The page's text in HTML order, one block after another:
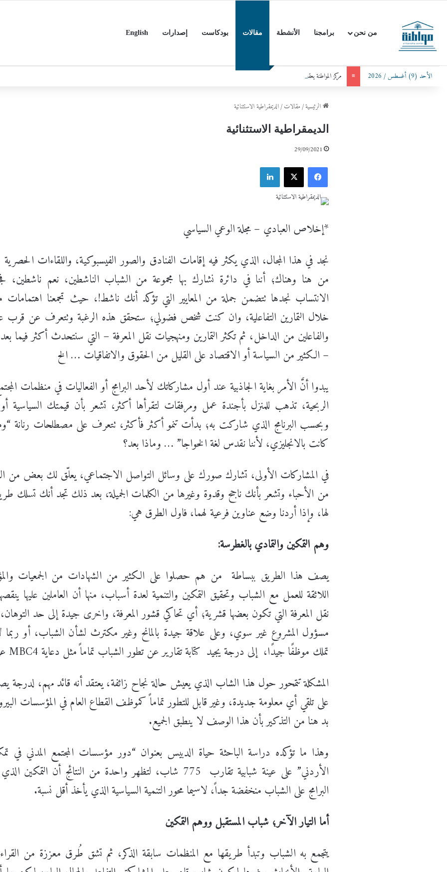
من نحن برامجنا الأنشطة مقالات بودكاست إصدارات English
الأحد (9) أغسطس / 2026 ≡ مركز المواطنة يعقد جلسة حوارية مع رئيس الوزراء الأردني الأسبق د.عمر الرزاز
الرئيسية/مقالات/الديمقراطية الاستثنائية
الديمقراطية الاستثنائية
29/09/2021
فيسبوك X لينكدإن
*إخلاص العبادي – مجلة الوعي السياسي
نجد في هذا المجال، الذي يكثر فيه إقامات الفنادق والصور الفيسبوكية، واللقاءات
من هنا وهناك؛ أننا في دائرة نشارك بها مجموعة من الشباب الناشطين، نعم ناشطين،
الانتساب نجدها تتضمن جملة من المعايير التي تؤكد أنك ناشط!، حيث تجمعنا اهتمامات
خلال التمارين التفاعلية، وان كنت شخص فضولي؛ ستحقق هذه الرغبة وتتعرف عن قرب
والفاعلين من الداخل، ثم تكثر التمارين ومنهجيات نقل المعرفة – التي سنتحدث أكثر فيما
– الكثير من السياسة أو الاقتصاد على القليل من الحقوق والاتفاقيات … الخ
يبدوا أنَّ الأمر بغاية الجاذبية عند أول مشاركاتك لأحد البرامج أو الفعاليات في منظمات
الربحية، تذهب للمنزل بأجندة عمل ومرفقات لتقرأها أكثر، تشعر بأن قيمتك السياسية
وبحسب البرنامج الذي شاركت به؛ بدأت تنمو أكثر فأكثر، تتعرف على مصطلحات رنانة
كانت بالانجليزي، لأننا نقدس لغة الخواجا” … وماذا بعد؟
في المشاركات الأولى، تشارك صورك على وسائل التواصل الاجتماعي، يعلّق لك بعض من
من الأحباء وتشعر بأنك ناجح وقدوة وغيرها من الكلمات الجميلة، بعد ذلك تجد أنك تسلك
لها، وإذا أردنا وضع عناوين فرعية لهما، فاول الطرق هي:
وهم التمكين والتمادي بالغطرسة:
يصف هذا الطريق ببساطة من هم حصلوا على الكثير من الشهادات من الجمعيات
اللائقة للعمل مع الشباب وتحقيق التمكين والتنمية لعدة أسباب، منها أن العاملين عليها
نقل المعرفة التي تكون بعضها قشرية؛ أي تحاكي قشور المعرفة، واخرى جيدة إلى حد
مسؤول المشروع غير سوي، وعلى علاقة جيدة بالمانح وغير مكترث لشأن الشباب، أو ربما
تملك موظفًا جيدًا، إلى درجة يجيد كتابة تقارير عن تطور الشباب تماماً مثل دعاية MBC4 عن الأردن.
المشكلة تتمحور حول هذا الشاب الذي يعيش حالة نجاح زائفة، يعتقد أنه قائد مهم، لدرجة
على تلقي أي معلومة جديدة، وغير قابل للتطور تماماً كموظف القطاع العام في المؤسسات
بد هنا من التذكير بأن هذا الوصف لا ينطبق الجميع.
وهذا ما تؤكده دراسة الباحثة حياة الدبيس بعنوان “دور مؤسسات المجتمع المدني في
الأردني” على عينة شبابية تقارب 775 شاب، لتظهر واحدة من النتائج أن
البرامج على الشباب منخفضة جداً، لاسيما محور التنمية السياسية الذي يأخذ أقل نسبة.
أما التيار الآخر؛ شباب المستقبل ووهم التمكين
يتجمع به الشباب وتبدأ طريقها مع المنظمات سابقة الذكر، ثم تشق طُرق معززة من